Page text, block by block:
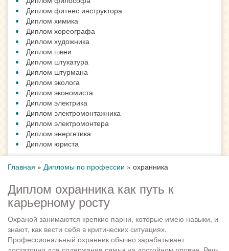
Диплом фитнес инструктора
Диплом химика
Диплом хореографа
Диплом художника
Диплом швеи
Диплом штукатура
Диплом штурмана
Диплом эколога
Диплом экономиста
Диплом электрика
Диплом электромонтажника
Диплом электромонтера
Диплом энергетика
Диплом юриста
Главная » Дипломы по профессии » охранника
Диплом охранника как путь к
карьерному росту
Охраной занимаются крепкие парни, которые имею навыки, и
знают, как вести себя в критических ситуациях.
Профессиональный охранник обычно зарабатывает